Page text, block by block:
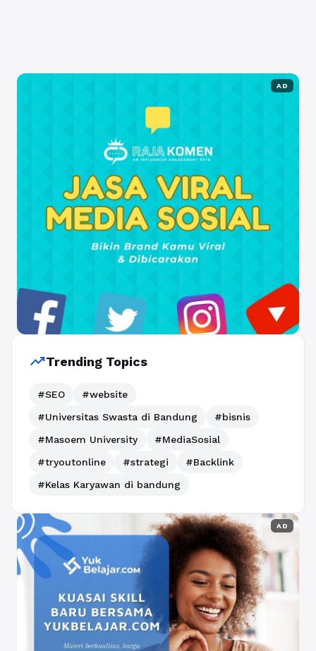
AD
trending_upTrending Topics
#SEO
#website
#Universitas Swasta di Bandung
#bisnis
#Masoem University
#MediaSosial
#tryoutonline
#strategi
#Backlink
#Kelas Karyawan di bandung
AD